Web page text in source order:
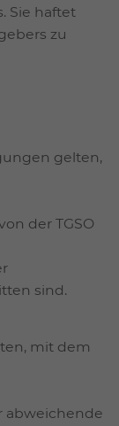
Sie haftet
zu
gelten,
der TGSO
sind.
mit dem
abweichende